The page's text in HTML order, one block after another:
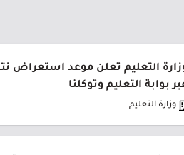
التعليم تعلن موعد استعراض
بوابة التعليم وتوكلنا
وزارة التعليم